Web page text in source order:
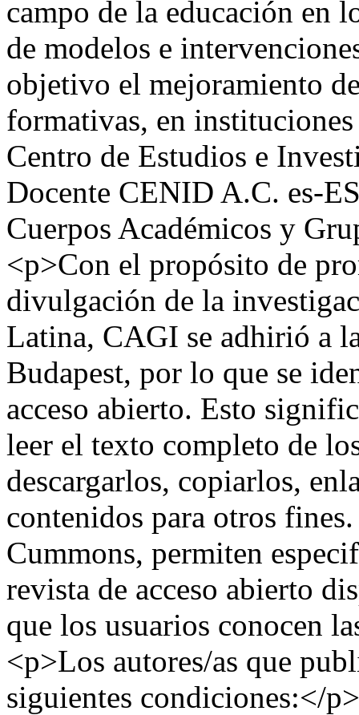
campo de la educación en
de modelos e
objetivo el mejoramiento
formativas, en
Centro de Estudios e
Docente CENID A.C. es-
Cuerpos Académicos y
<p>Con el propósito de
divulgación de la
Latina, CAGI se adhirió a
Budapest, por lo que se
acceso abierto. Esto
leer el texto completo de
descargarlos, copiarlos,
contenidos para otros
Cummons, permiten
revista de acceso abierto
que los usuarios conocen
<p>Los autores/as que
siguientes condiciones:</